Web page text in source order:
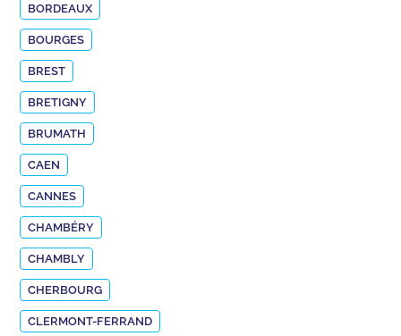
BORDEAUX
BOURGES
BREST
BRETIGNY
BRUMATH
CAEN
CANNES
CHAMBÉRY
CHAMBLY
CHERBOURG
CLERMONT-FERRAND